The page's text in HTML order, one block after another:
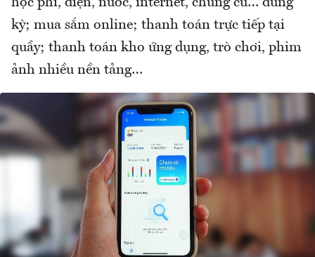
kỳ; mua sắm online; thanh toán trực tiếp tại
quầy; thanh toán kho ứng dụng, trò chơi, phim
ảnh nhiều nền tảng…